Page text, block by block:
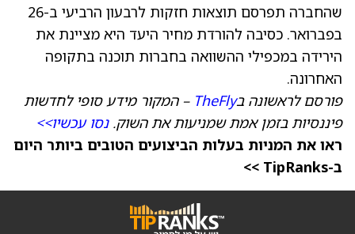
שהחברה תפרסם תוצאות חזקות לרבעון הרביעי ב-26
בפברואר. כסיבה להורדת מחיר היעד היא מציינת את
הירידה במכפילי ההשוואה בחברות תוכנה בתקופה
האחרונה.
פורסם לראשונה בTheFly – המקור מידע סופי לחדשות
פיננסיות בזמן אמת שמניעות את השוק.נסו עכשיו>>
ראו את המניות בעלות הביצועים הטובים ביותר היום
ב-TipRanks >>